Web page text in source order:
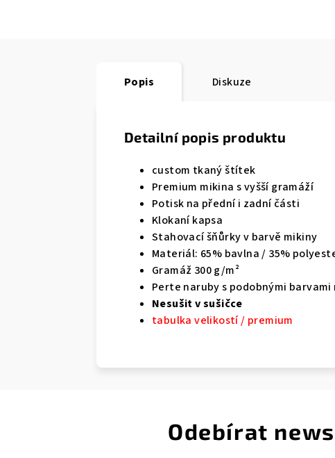
Popis Diskuze
Detailní popis produktu
custom tkaný štítek
Premium mikina s vyšší gramáží
Potisk na přední i zadní části
Klokaní kapsa
Stahovací šňůrky v barvě mikiny
Materiál: 65% bavlna / 35%
Gramáž 300 g/m²
Perte naruby s podobnými barvami
Nesušit v sušičce
tabulka velikostí / premium
Odebírat